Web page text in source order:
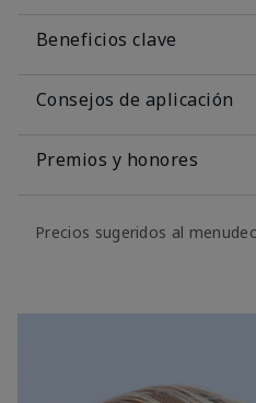
Beneficios clave
Consejos de aplicación
Premios y honores
Precios sugeridos al